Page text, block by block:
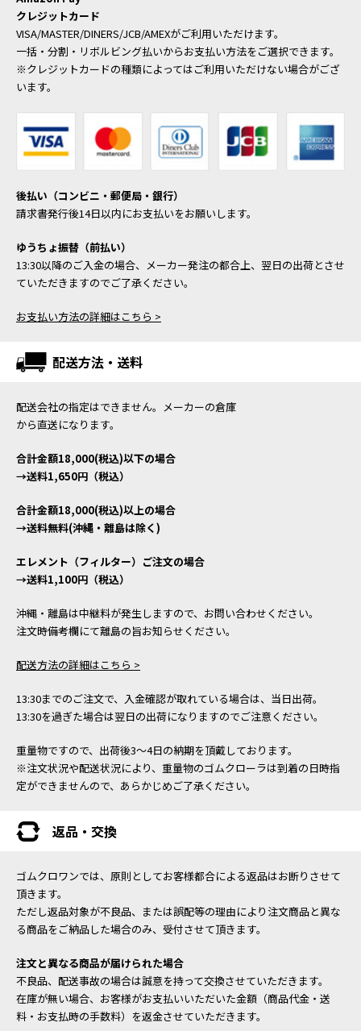
クレジットカード
VISA/MASTER/DINERS/JCB/AMEXがご利用いただけます。
一括・分割・リボルビング払いからお支払い方法をご選択できます。
※クレジットカードの種類によってはご利用いただけない場合がござ
います。
後払い（コンビニ・郵便局・銀行）
請求書発行後14日以内にお支払いをお願いします。
ゆうちょ振替（前払い）
13:30以降のご入金の場合、メーカー発注の都合上、翌日の出荷とさせ
ていただきますのでご了承ください。
お支払い方法の詳細はこちら >
配送方法・送料
配送会社の指定はできません。メーカーの倉庫
から直送になります。
合計金額18,000(税込)以下の場合
→送料1,650円（税込）
合計金額18,000(税込)以上の場合
→送料無料(沖縄・離島は除く)
エレメント（フィルター）ご注文の場合
→送料1,100円（税込）
沖縄・離島は中継料が発生しますので、お問い合わせください。
注文時備考欄にて離島の旨お知らせください。
配送方法の詳細はこちら >
13:30までのご注文で、入金確認が取れている場合は、当日出荷。
13:30を過ぎた場合は翌日の出荷になりますのでご注意ください。
重量物ですので、出荷後3～4日の納期を頂戴しております。
※注文状況や配送状況により、重量物のゴムクローラは到着の日時指
定ができませんので、あらかじめご了承ください。
返品・交換
ゴムクロワンでは、原則としてお客様都合による返品はお断りさせて
頂きます。
ただし返品対象が不良品、または誤配等の理由により注文商品と異な
る商品をご納品した場合のみ、受付させて頂きます。
注文と異なる商品が届けられた場合
不良品、配送事故の場合は誠意を持って交換させていただきます。
在庫が無い場合、お客様がお支払いいただいた金額（商品代金・送
料・お支払時の手数料）を返金させていただきます。